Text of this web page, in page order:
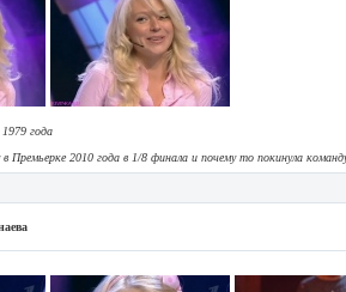
года
Премьерке 2010 года в 1/8 финала и почему то покинула